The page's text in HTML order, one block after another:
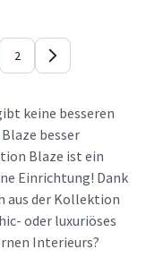
2
keine besseren
Blaze besser
Blaze ist ein
Einrichtung! Dank
aus der Kollektion
oder luxuriöses
Interieurs?